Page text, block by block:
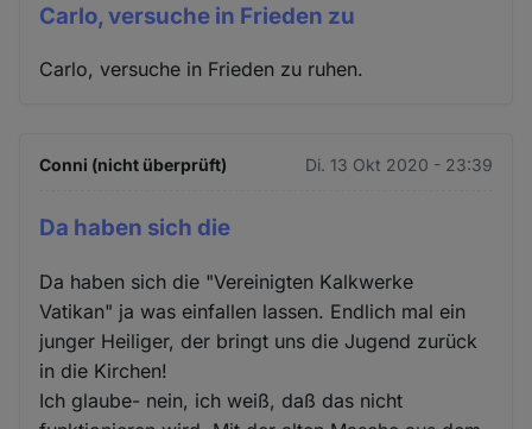
Carlo, versuche in Frieden zu
Carlo, versuche in Frieden zu ruhen.
Conni (nicht überprüft) Di. 13 Okt 2020 - 23:39
Da haben sich die
Da haben sich die "Vereinigten Kalkwerke
Vatikan" ja was einfallen lassen. Endlich mal ein
junger Heiliger, der bringt uns die Jugend zurück
in die Kirchen!
Ich glaube- nein, ich weiß, daß das nicht